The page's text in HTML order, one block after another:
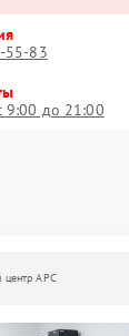
55-83
9:00 до 21:00
APC